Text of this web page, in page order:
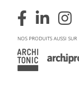
NOS PRODUITS AUSSI SUR